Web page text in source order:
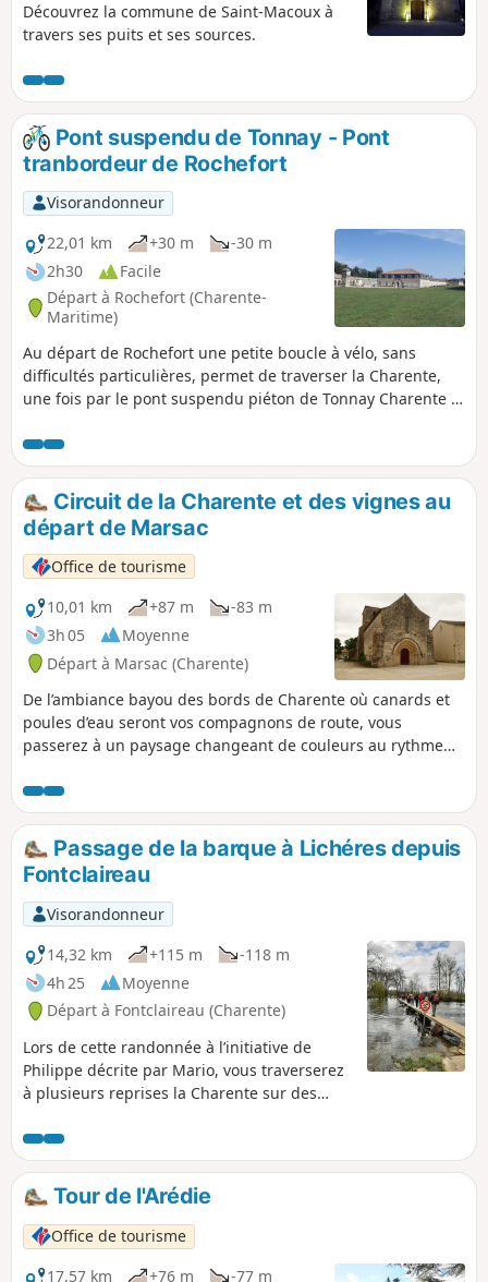
Découvrez la commune de Saint-Macoux à
travers ses puits et ses sources.
Pont suspendu de Tonnay - Pont
tranbordeur de Rochefort
Visorandonneur
22,01 km
+30 m
-30 m
2h30
Facile
Départ à Rochefort (Charente-
Maritime)
Au départ de Rochefort une petite boucle à vélo, sans
difficultés particulières, permet de traverser la Charente,
une fois par le pont suspendu piéton de Tonnay Charente et
traverserez aussi la zone de l'arsenal militaire voulu par
Louis XIV et longerez la Corderie Royale. Attention à la
période de fermeture du pont transbordeur l'hiver de
novembre à mars.
Circuit de la Charente et des vignes au
départ de Marsac
Office de tourisme
10,01 km
+87 m
-83 m
3h 05
Moyenne
Départ à Marsac (Charente)
De l’ambiance bayou des bords de Charente où canards et
poules d’eau seront vos compagnons de route, vous
passerez à un paysage changeant de couleurs au rythme
vignes se côtoient.
Passage de la barque à Lichéres depuis
Fontclaireau
Visorandonneur
14,32 km
+115 m
-118 m
4h 25
Moyenne
Départ à Fontclaireau (Charente)
Lors de cette randonnée à l’initiative de
Philippe décrite par Mario, vous traverserez
à plusieurs reprises la Charente sur des
dernière fois en empruntant la barque de
Lichères. Vous ne manquerez pas la visite de
l'Église Saint-Denis avant d'arriver à
Lichéres.
Tour de l'Arédie
Office de tourisme
17,57 km
+76 m -77 m